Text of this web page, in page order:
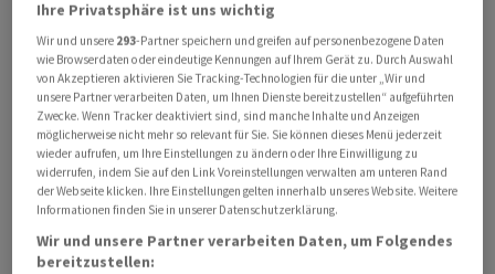
Im zweiten Quartal konnte Volvo aber noch von der
starken Nachfrage und den nachlassenden
Lieferengpässen profitieren und dabei so profitabel
wirtschaften, wie noch nie. Der um Sondereffekte
bereinigte Betriebsgewinn für die drei Monate bis Juni
legte im Jahresvergleich um 58 Prozent auf 21,7
Milliarden Schwedische Kronen (1,89 Mrd Euro) zu.
Damit übertraf Volvo deutlich die Erwartungen der
Ihre Privatsphäre ist uns wichtig
Wir und unsere 293-Partner speichern und greifen auf personenbezogene Daten
wie Browserdaten oder eindeutige Kennungen auf Ihrem Gerät zu. Durch Auswahl
von Akzeptieren aktivieren Sie Tracking-Technologien für die unter „Wir und
unsere Partner verarbeiten Daten, um Ihnen Dienste bereitzustellen“ aufgeführten
Zwecke. Wenn Tracker deaktiviert sind, sind manche Inhalte und Anzeigen
möglicherweise nicht mehr so relevant für Sie. Sie können dieses Menü jederzeit
wieder aufrufen, um Ihre Einstellungen zu ändern oder Ihre Einwilligung zu
widerrufen, indem Sie auf den Link Voreinstellungen verwalten am unteren Rand
der Webseite klicken. Ihre Einstellungen gelten innerhalb unseres Website. Weitere
Informationen finden Sie in unserer Datenschutzerklärung.
Wir und unsere Partner verarbeiten Daten, um Folgendes
bereitzustellen: